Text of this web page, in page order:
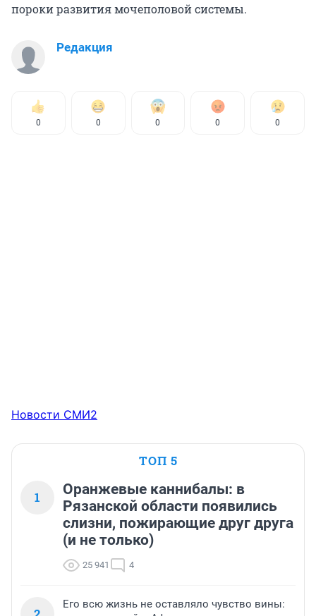
пороки развития мочеполовой системы.
Редакция
0 0 0 0 0
Новости СМИ2
ТОП 5
1
Оранжевые каннибалы: в
Рязанской области появились
слизни, пожирающие друг друга
(и не только)
25 941 4
Его всю жизнь не оставляло чувство вины: